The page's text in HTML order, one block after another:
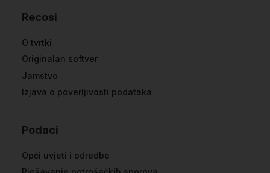
Recosi
O tvrtki
Originalan softver
Jamstvo
Izjava o poverljivosti podataka
Podaci
Opći uvjeti i odredbe